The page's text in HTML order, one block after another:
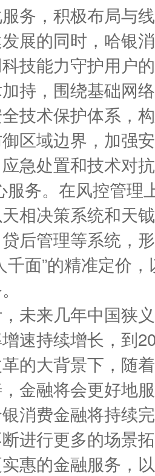
务，积极布局与
展的同时，哈银
技能力守护用户
持，围绕基础网
技术保护体系，
区域边界，加强
急处置和技术对
服务。在风控管理
相决策系统和天
后管理等系统，
千面”的精准定价
未来几年中国狭
速持续增长，到
的大背景下，随
金融将会更好地
消费金融将持续
进行更多的场景
惠的金融服务，